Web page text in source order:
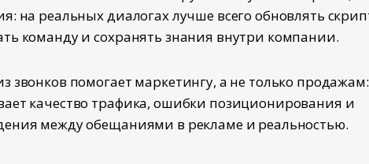
на реальных диалогах лучше всего обновлять
команду и сохранять знания внутри компании.
звонков помогает маркетингу, а не только
качество трафика, ошибки позиционирования и
между обещаниями в рекламе и реальностью.